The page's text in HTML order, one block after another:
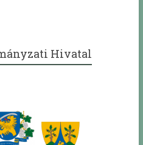
Hivatal